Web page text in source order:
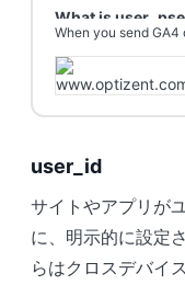
What is
BigQuery
When you send GA4
the table that’s
user_id
サイトやアプリが
に、明示的に設定
らはクロスデバイ